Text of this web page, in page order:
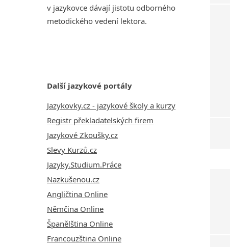
v jazykovce dávají jistotu odborného
metodického vedení lektora.
Další jazykové portály
Jazykovky.cz - jazykové školy a kurzy
Registr překladatelských firem
Jazykové Zkoušky.cz
Slevy Kurzů.cz
Jazyky.Studium.Práce
Nazkušenou.cz
Angličtina Online
Němčina Online
Španělština Online
Francouzština Online